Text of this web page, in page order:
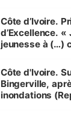
Côte d’Ivoire.
d’Excellence. «
jeunesse à (…)
(Alassane
Côte d'Ivoire.
Bingerville,
inondations